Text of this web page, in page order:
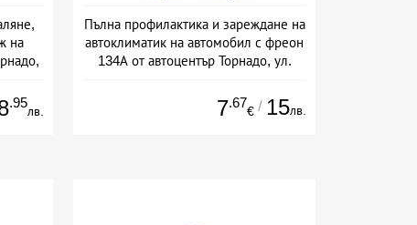
на
.95
лв.
Пълна профилактика и зареждане на
автоклиматик на автомобил с фреон
134А от автоцентър Торнадо, ул.
7.67
€ / 15лв.